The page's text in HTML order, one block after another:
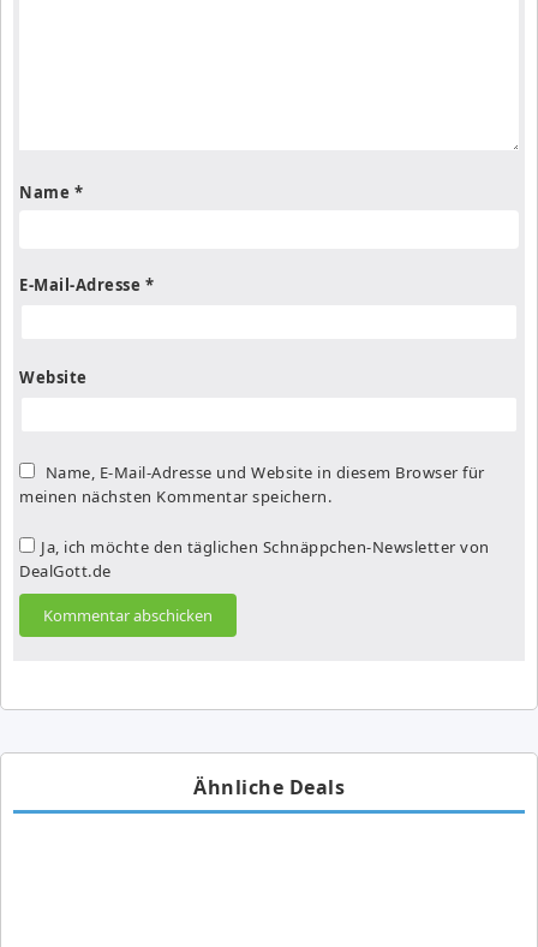
Name *
E-Mail-Adresse *
Website
Name, E-Mail-Adresse und Website in diesem Browser für
meinen nächsten Kommentar speichern.
Ja, ich möchte den täglichen Schnäppchen-Newsletter von
DealGott.de
Ähnliche Deals